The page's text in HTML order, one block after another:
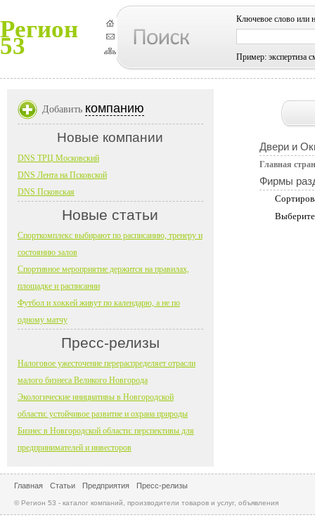
Регион
53
Ключевое слово или
Пример: экспертиза
Двери и
Главная
Фирмы
Добавить компанию
Новые компании
DNS ТРЦ Московский
DNS Лента на Псковской
DNS Псковская
Новые статьи
Спорткомплекс выбирают по расписанию, тренеру и
состоянию залов
Спортивное мероприятие держится на правилах,
площадке и расписании
Футбол и хоккей живут по календарю, а не по
одному матчу
Пресс-релизы
Налоговое ужесточение перераспределяет отрасли
малого бизнеса Великого Новгорода
Экологические инициативы в Новгородской
области: устойчивое развитие и охрана природы
Бизнес в Новгородской области: перспективы для
предпринимателей и инвесторов
Главная Статьи Предприятия Пресс-релизы
© Регион 53 - каталог компаний, производители товаров и услуг, объявления